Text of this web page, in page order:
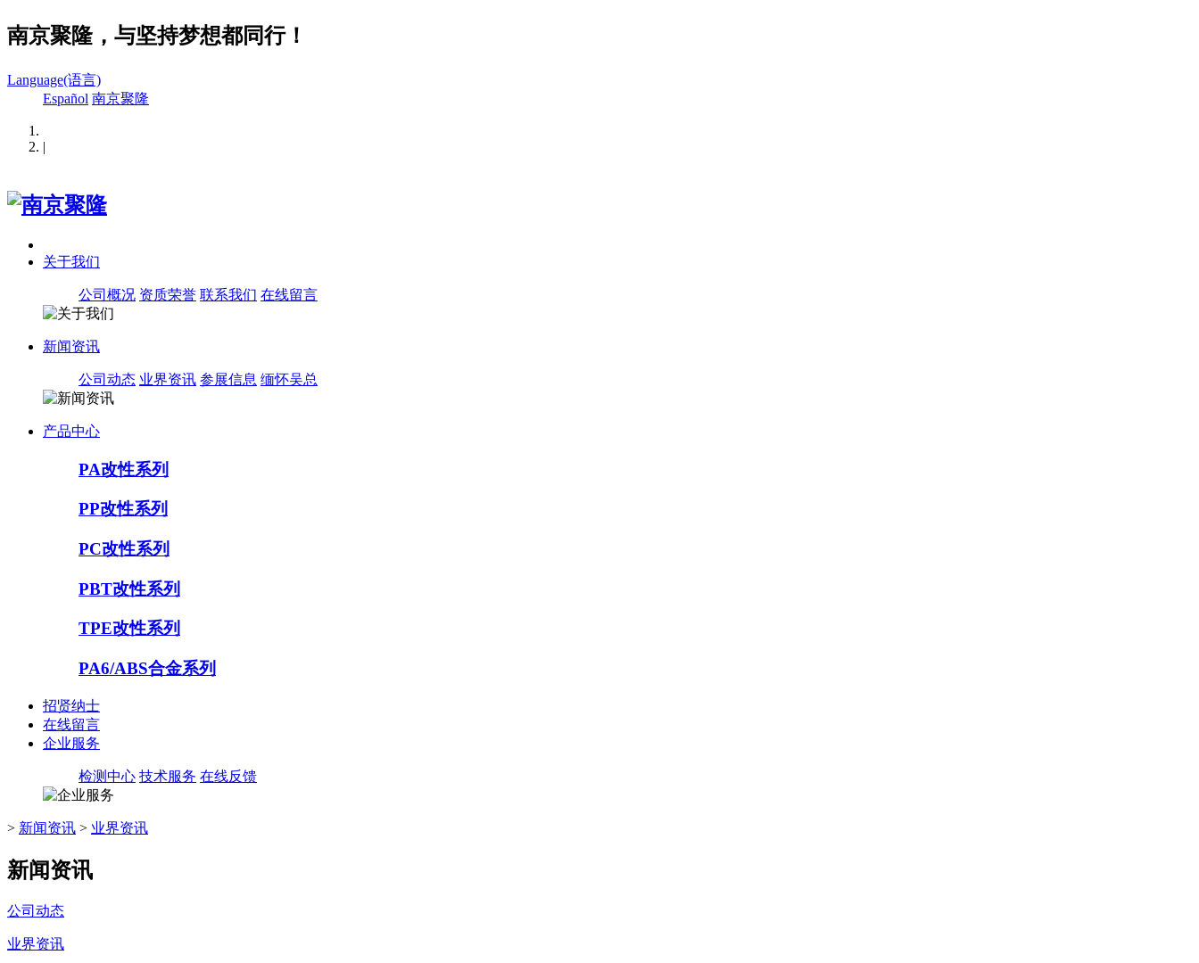
南京聚隆，与坚持梦想都同行！
Language(语言)
Español 南京聚隆
|
关于我们
公司概况 资质荣誉 联系我们 在线留言
新闻资讯
公司动态 业界资讯 参展信息 缅怀吴总
产品中心
PA改性系列
PP改性系列
PC改性系列
PBT改性系列
TPE改性系列
PA6/ABS合金系列
招贤纳士
在线留言
企业服务
检测中心 技术服务 在线反馈
> 新闻资讯 > 业界资讯
新闻资讯
公司动态
业界资讯